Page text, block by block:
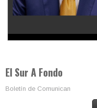
Los latinos le van dando la
El Sur A Fondo
Boletín de Comunican